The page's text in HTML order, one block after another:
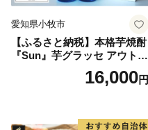
愛知県小牧市
【ふるさと納税】本格芋焼酎
『Sun』芋グラッセ アウトド
ア ソロキャンプ ベランピン
グ 巣ごもり 就労支援16,000円